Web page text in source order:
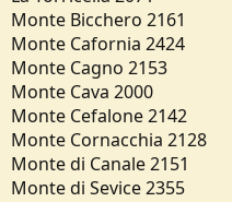
Monte Bicchero 2161
Monte Cafornia 2424
Monte Cagno 2153
Monte Cava 2000
Monte Cefalone 2142
Monte Cornacchia 2128
Monte di Canale 2151
Monte di Sevice 2355